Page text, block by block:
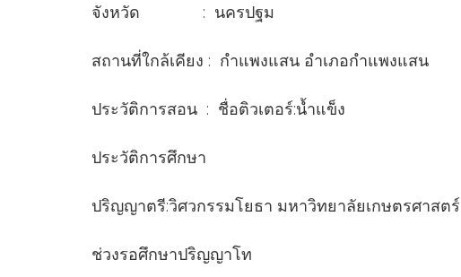
จังหวัด : นครปฐม
สถานที่ใกล้เคียง : กำแพงแสน อำเภอกำแพงแสน
ประวัติการสอน : ชื่อติวเตอร์:น้ำแข็ง
ประวัติการศึกษา
ปริญญาตรี:วิศวกรรมโยธา มหาวิทยาลัยเกษตรศาสตร์
ช่วงรอศึกษาปริญญาโท